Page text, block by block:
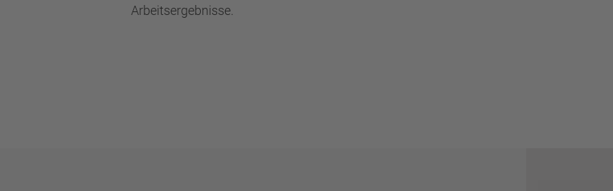
Arbeitsergebnisse.